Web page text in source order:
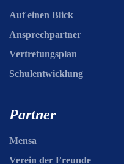
Auf einen Blick
Ansprechpartner
Vertretungsplan
Schulentwicklung
Partner
Mensa
Verein der Freunde